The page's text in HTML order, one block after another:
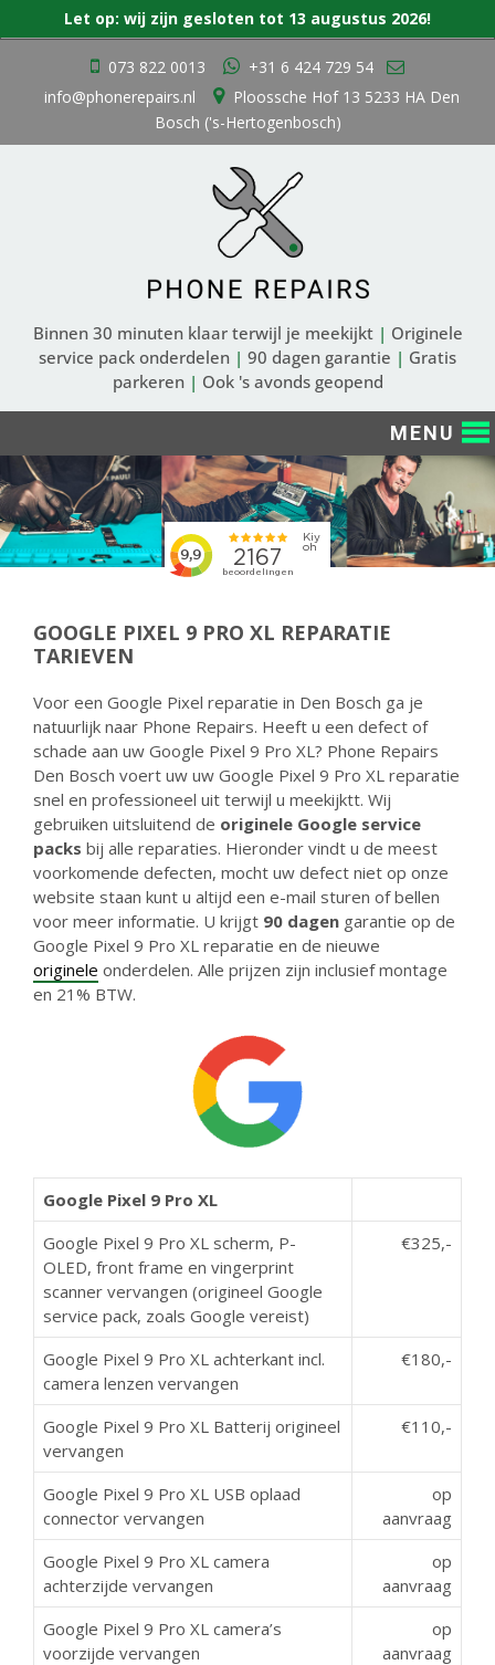
073 822 0013
+31 6 424 729 54
info@phonerepairs.nl
Ploossche Hof 13 5233 HA Den
Bosch ('s-Hertogenbosch)
Binnen 30 minuten klaar terwijl je meekijkt | Originele
service pack onderdelen | 90 dagen garantie | Gratis
parkeren| Ook 's avonds geopend
GOOGLE PIXEL 9 PRO XL REPARATIE
TARIEVEN
Voor een Google Pixel reparatie in Den Bosch ga je
natuurlijk naar Phone Repairs. Heeft u een defect of
schade aan uw Google Pixel 9 Pro XL? Phone Repairs
Den Bosch voert uw uw Google Pixel 9 Pro XL reparatie
snel en professioneel uit terwijl u meekijktt. Wij
gebruiken uitsluitend de originele Google service
packs bij alle reparaties. Hieronder vindt u de meest
voorkomende defecten, mocht uw defect niet op onze
website staan kunt u altijd een e-mail sturen of bellen
voor meer informatie. U krijgt 90 dagen garantie op de
Google Pixel 9 Pro XL reparatie en de nieuwe
originele onderdelen. Alle prijzen zijn inclusief montage
en 21% BTW.
Google Pixel 9 Pro XL
Google Pixel 9 Pro XL scherm, P-
OLED, front frame en vingerprint
scanner vervangen (origineel Google
service pack, zoals Google vereist)
€325,-
Google Pixel 9 Pro XL achterkant incl.
camera lenzen vervangen
€180,-
Google Pixel 9 Pro XL Batterij origineel
vervangen
€110,-
Google Pixel 9 Pro XL USB oplaad
connector vervangen
op
aanvraag
Google Pixel 9 Pro XL camera
achterzijde vervangen
op
aanvraag
Google Pixel 9 Pro XL camera’s
voorzijde vervangen
op
aanvraag
Let op: wij zijn gesloten tot 13 augustus 2026!